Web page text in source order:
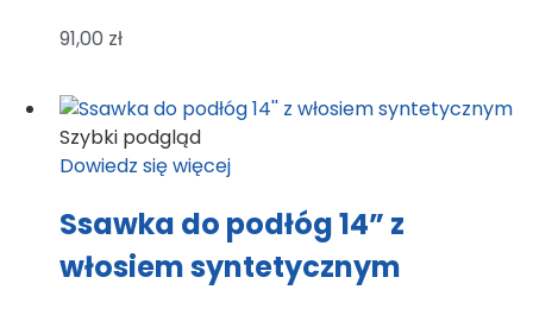
91,00 zł
Szybki podgląd
Dowiedz się więcej
Ssawka do podłóg 14” z
włosiem syntetycznym